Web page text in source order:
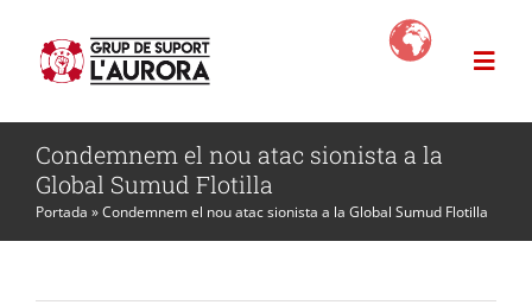
content
L’Aurora
Projectes
Condemnem el nou atac sionista a la
Global Sumud Flotilla
Portada »Condemnem el nou atac sionista a la Global Sumud Flotilla